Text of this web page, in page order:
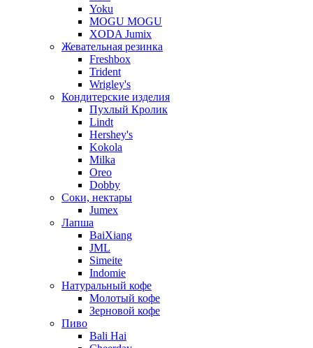
Yoku
MOGU MOGU
XODA Jumix
Жевательная резинка
Freshbox
Trident
Wrigley's
Кондитерские изделия
Пухлый Кролик
Lindt
Hershey's
Kokola
Milka
Oreo
Dobby
Соки, нектары
Jumex
Лапша
BaiXiang
JML
Simeite
Indomie
Натуральный кофе
Молотый кофе
Зерновой кофе
Пиво
Bali Hai